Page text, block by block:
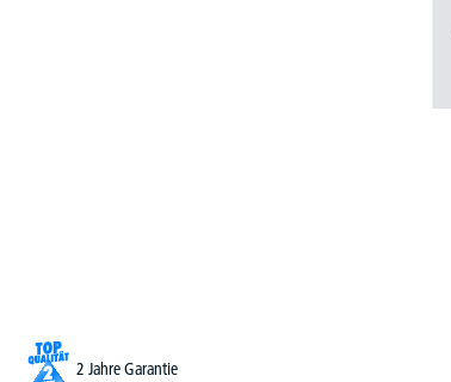
2 Jahre Garantie